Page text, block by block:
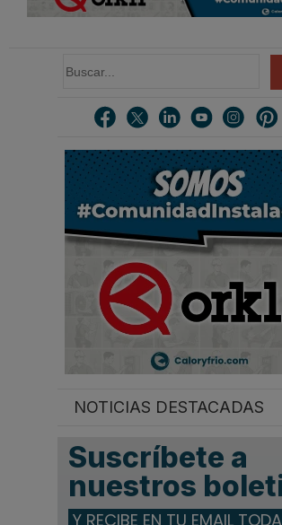
u
r
.
NOTICIAS DESTACADAS
Suscríbete a
nuestros
Y RECIBE EN TU EMAIL